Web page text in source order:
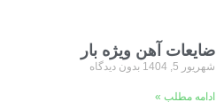
ضایعات آهن ویژه بار
شهریور 5, 1404 بدون دیدگاه
ادامه مطلب »